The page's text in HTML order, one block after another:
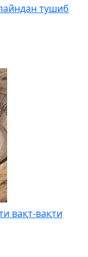
тушиб
вақт-вақти